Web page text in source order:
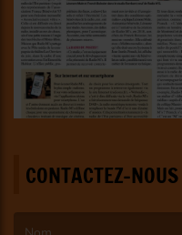
CONTACTEZ-NOUS